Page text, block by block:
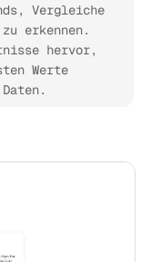
Vergleiche
erkennen.
hervor,
Werte